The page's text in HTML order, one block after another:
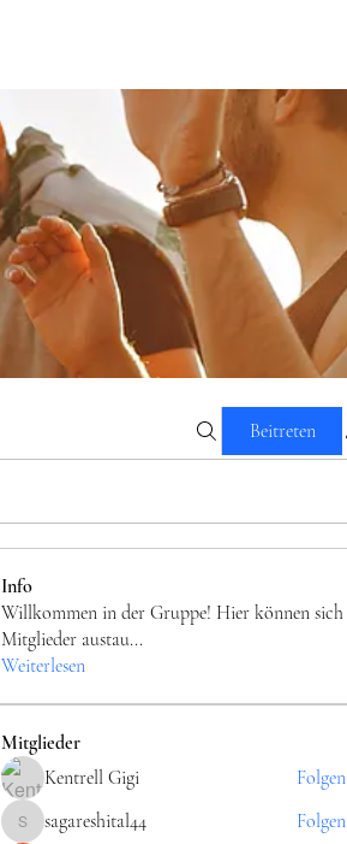
Beitreten
Info
Willkommen in der Gruppe! Hier können sich
Mitglieder austau...
Weiterlesen
Mitglieder
Kentrell Gigi
Folgen
sagareshital44
sagareshital44
Folgen